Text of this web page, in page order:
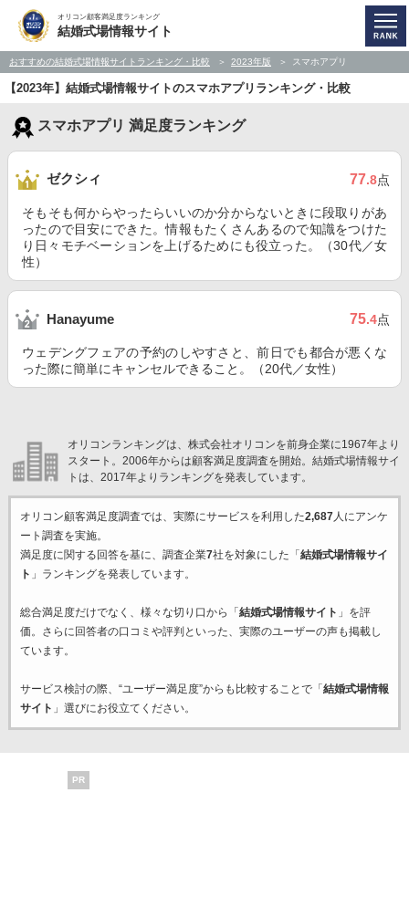
オリコン顧客満足度ランキング
結婚式場情報サイト
おすすめの結婚式場情報サイトランキング・比較 2023年版 スマホアプリ
【2023年】結婚式場情報サイトのスマホアプリランキング・比較
スマホアプリ 満足度ランキング
ゼクシィ 77.8点
そもそも何からやったらいいのか分からないときに段取りがあ
ったので目安にできた。情報もたくさんあるので知識をつけた
り日々モチベーションを上げるためにも役立った。（30代／女
性）
Hanayume 75.4点
ウェデングフェアの予約のしやすさと、前日でも都合が悪くな
った際に簡単にキャンセルできること。（20代／女性）
オリコンランキングは、株式会社オリコンを前身企業に1967年より
スタート。2006年からは顧客満足度調査を開始。結婚式場情報サイ
トは、2017年よりランキングを発表しています。
オリコン顧客満足度調査では、実際にサービスを利用した2,687人にアンケ
ート調査を実施。
満足度に関する回答を基に、調査企業7社を対象にした「 結婚式場情報サイ
ト 」ランキングを発表しています。
総合満足度だけでなく、様々な切り口から「 結婚式場情報サイト 」を評
価。さらに回答者の口コミや評判といった、実際のユーザーの声も掲載し
ています。
サービス検討の際、“ユーザー満足度”からも比較することで「 結婚式場情報
サイト 」選びにお役立てください。
PR